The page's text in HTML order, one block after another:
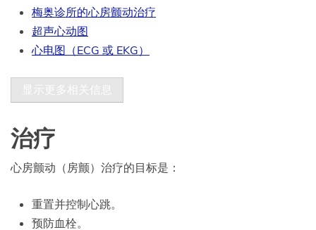
梅奥诊所的心房颤动治疗
超声心动图
心电图（ECG 或 EKG）
显示更多相关信息
治疗
心房颤动（房颤）治疗的目标是：
重置并控制心跳。
预防血栓。